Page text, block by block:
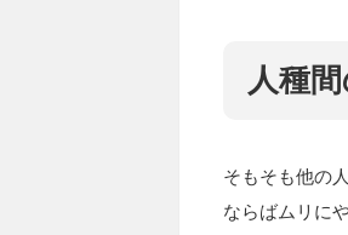
人種
そもそも他の
ならばムリに